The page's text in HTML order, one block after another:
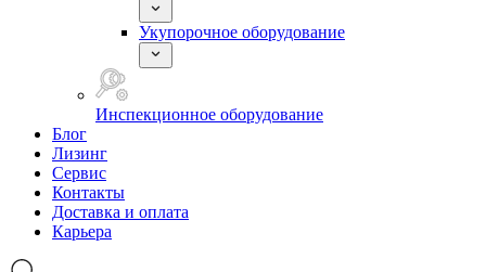
Укупорочное оборудование
Инспекционное оборудование
Блог
Лизинг
Сервис
Контакты
Доставка и оплата
Карьера